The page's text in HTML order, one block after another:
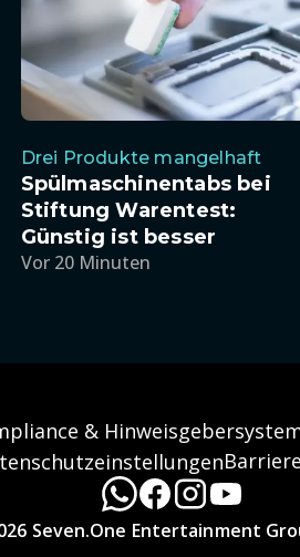
Drei Produkte mangelhaft
Spülmaschinentabs bei
Stiftung Warentest:
Günstig ist besser
Vor 20 Minuten
&
Seven.One Entertainment